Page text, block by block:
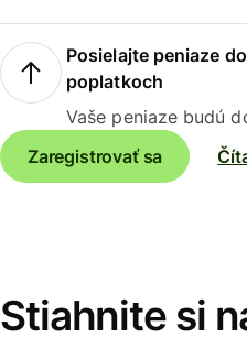
Posielajte peniaze
poplatkoch
Vaše peniaze budú
Zaregistrovať sa
Stiahnite si